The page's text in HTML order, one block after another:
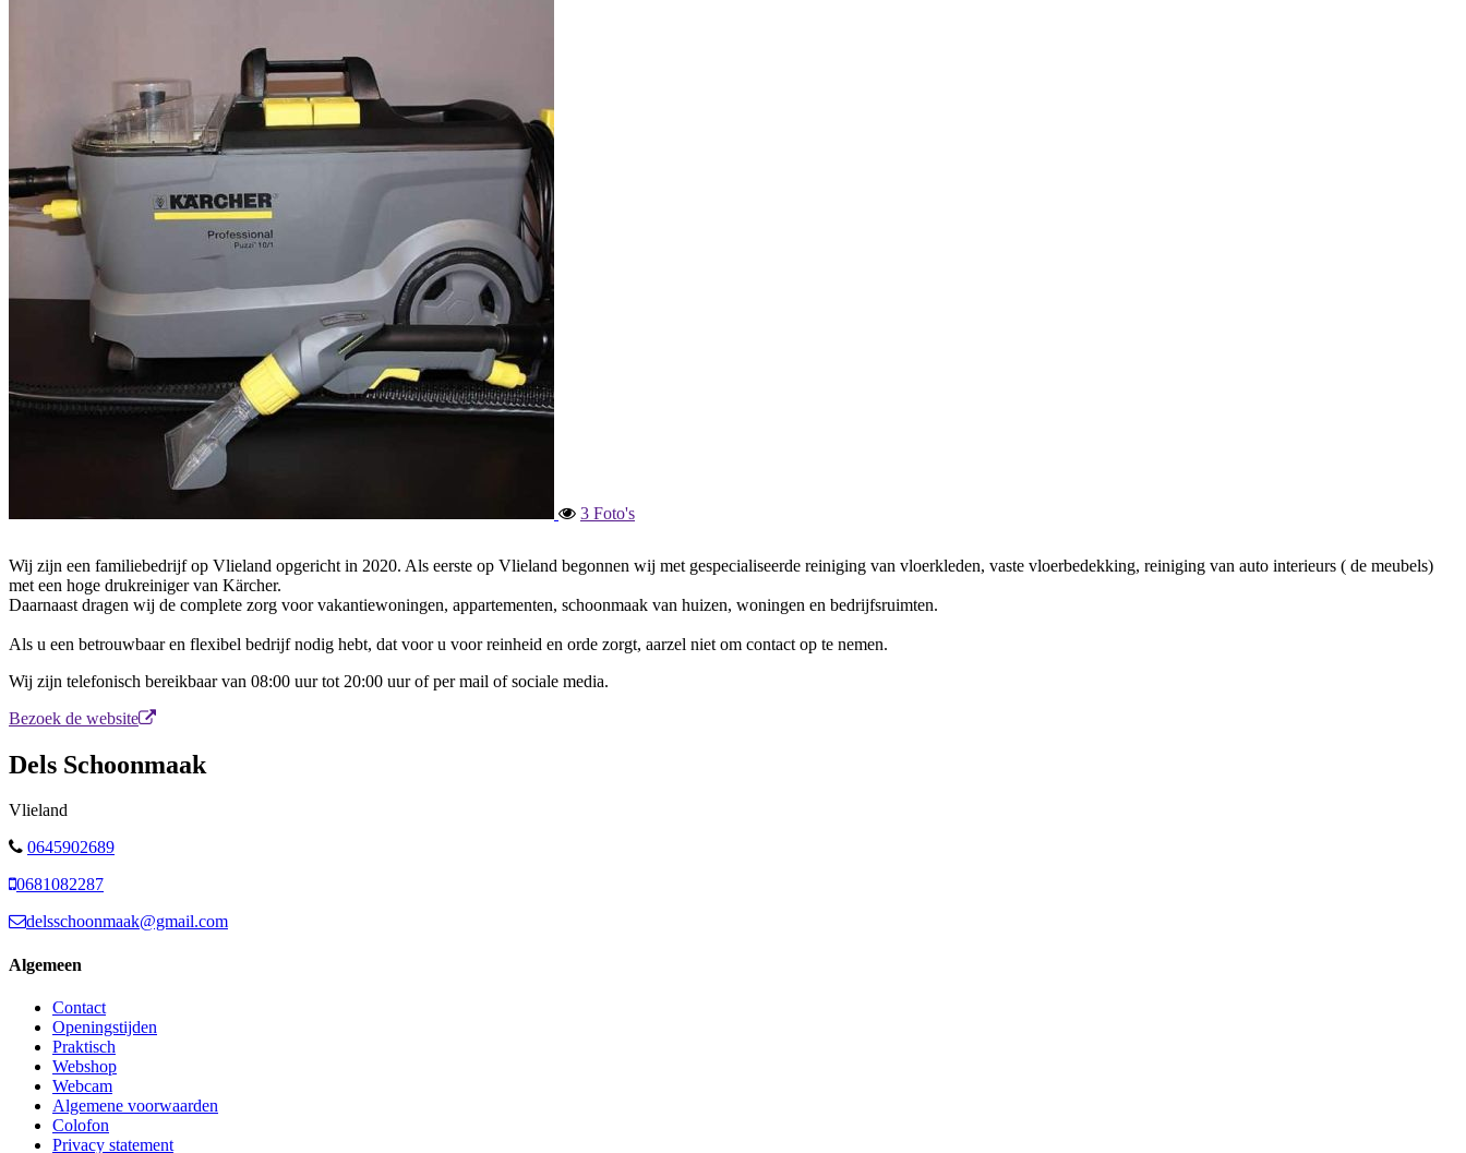
3 Foto's
Wij zijn een familiebedrijf op Vlieland opgericht in 2020. Als eerste op Vlieland begonnen wij met gespecialiseerde reiniging van vloerkleden, vaste vloerbedekking, reiniging van auto interieurs ( de meubels)
met een hoge drukreiniger van Kärcher.
Daarnaast dragen wij de complete zorg voor vakantiewoningen, appartementen, schoonmaak van huizen, woningen en bedrijfsruimten.
Als u een betrouwbaar en flexibel bedrijf nodig hebt, dat voor u voor reinheid en orde zorgt, aarzel niet om contact op te nemen.
Wij zijn telefonisch bereikbaar van 08:00 uur tot 20:00 uur of per mail of sociale media.
Bezoek de website
Dels Schoonmaak
Vlieland
0645902689
0681082287
delsschoonmaak@gmail.com
Algemeen
Contact
Openingstijden
Praktisch
Webshop
Webcam
Algemene voorwaarden
Colofon
Privacy statement